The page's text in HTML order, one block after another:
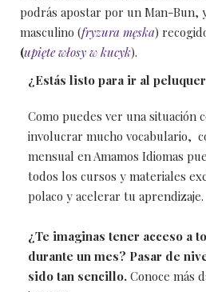
podrás apostar por un Man-Bun,
masculino (fryzura męska)
(upięte włosy w kucyk).
¿Estás listo para ir al
Como puedes ver una situación
involucrar mucho vocabulario,
mensual en Amamos Idiomas
todos los cursos y materiales
polaco y acelerar tu aprendizaje.
¿Te imaginas tener acceso a
durante un mes? Pasar de
sido tan sencillo. Conoce más